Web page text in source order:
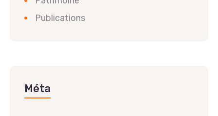
Publications
Méta